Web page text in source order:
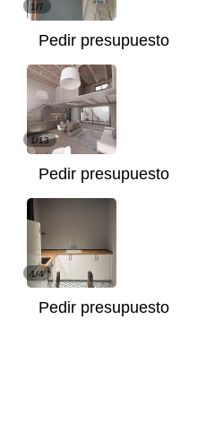
1/7
Pedir presupuesto
1/13
Pedir presupuesto
1/4
Pedir presupuesto